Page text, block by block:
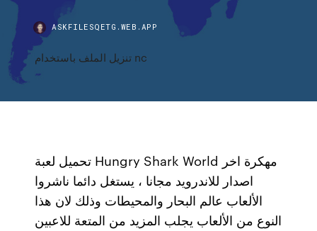
ASKFILESQETG.WEB.APP
تنزيل الملف باستخدام nc
تحميل لعبة Hungry Shark World مهكرة اخر
اصدار للاندرويد مجانا ، يستغل دائما ناشروا
الألعاب عالم البحار والمحيطات وذلك لان هذا
النوع من الألعاب يجلب المزيد من المتعة للاعبين